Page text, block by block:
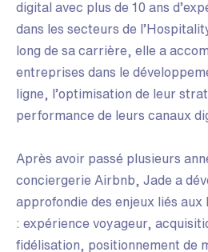
digital avec plus de 10 ans
dans les secteurs de
long de sa carrière, elle a
entreprises dans le
ligne, l’optimisation de leur
performance de leurs canaux
Après avoir passé plusieurs
conciergerie Airbnb, Jade a
approfondie des enjeux liés aux
: expérience voyageur,
fidélisation, positionnement de